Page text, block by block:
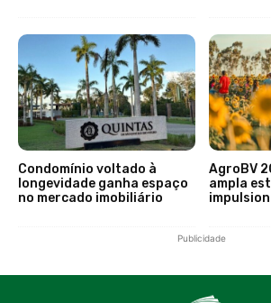
Condomínio voltado à
longevidade ganha espaço
no mercado imobiliário
AgroBV
ampla
Publicidade